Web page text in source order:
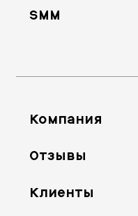
SMM
Компания
Отзывы
Клиенты